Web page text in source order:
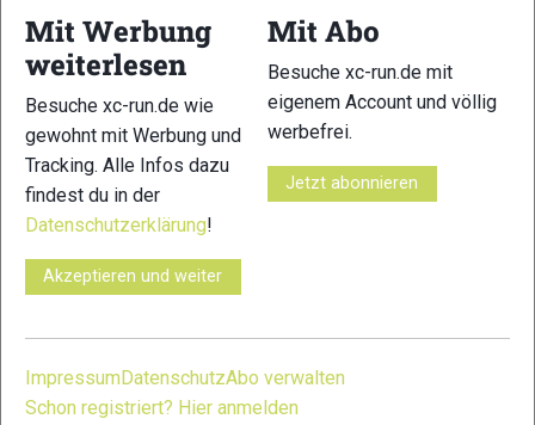
Profil anzeigen
Base
Vorname Rodney
Nachname Ehler
xc-run.de ist DAS deutschsprachige Trailrunning-Portal mit
aktuellen News aus der Szene, einer Traildatenbank,
ObTrailrunning-Anfänger oder Profi-Sportler, wir haben
Mit Werbung
weiterlesen
Besuche xc-run.de wie
gewohnt mit Werbung und
Tracking. Alle Infos dazu
findest du in der
Datenschutzerklärung!
Akzeptieren und weiter
Mit Abo
Besuche xc-run.de mit
eigenem Account und völlig
werbefrei.
Jetzt abonnieren
Impressum DatenschutzAbo verwalten
Schon registriert? Hier anmelden